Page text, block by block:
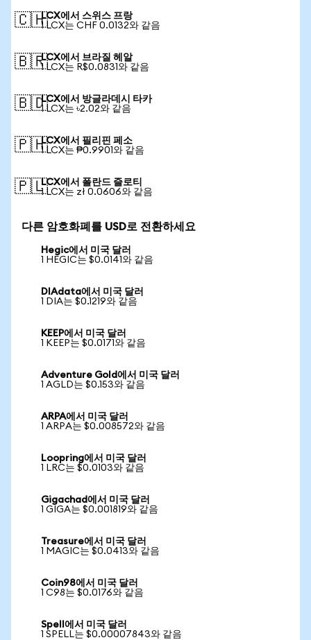
🇨🇭LCX에서 스위스 프랑
1 LCX는 CHF 0.0132와 같음
🇧🇷LCX에서 브라질 헤알
1 LCX는 R$0.0831와 같음
🇧🇩LCX에서 방글라데시 타카
1 LCX는 ৳2.02와 같음
🇵🇭LCX에서 필리핀 페소
1 LCX는 ₱0.9901와 같음
🇵🇱LCX에서 폴란드 즐로티
1 LCX는 zł 0.0606와 같음
다른 암호화폐를 USD로 전환하세요
Hegic에서 미국 달러
1 HEGIC는 $0.0141와 같음
DIAdata에서 미국 달러
1 DIA는 $0.1219와 같음
KEEP에서 미국 달러
1 KEEP는 $0.0171와 같음
Adventure Gold에서 미국 달러
1 AGLD는 $0.153와 같음
ARPA에서 미국 달러
1 ARPA는 $0.008572와 같음
Loopring에서 미국 달러
1 LRC는 $0.0103와 같음
Gigachad에서 미국 달러
1 GIGA는 $0.001819와 같음
Treasure에서 미국 달러
1 MAGIC는 $0.0413와 같음
Coin98에서 미국 달러
1 C98는 $0.0176와 같음
Spell에서 미국 달러
1 SPELL는 $0.00007843와 같음